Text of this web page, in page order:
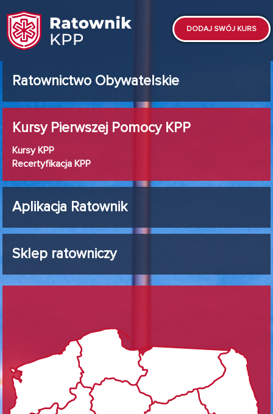
DODAJ SWÓJ KURS
Ratownictwo Obywatelskie
Kursy Pierwszej Pomocy KPP
Kursy KPP
Recertyfikacja KPP
Aplikacja Ratownik
Sklep ratowniczy